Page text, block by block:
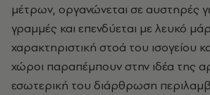
μέτρων, οργανώνεται σε αυστηρές
γραμμές και επενδύεται με λευκό
χαρακτηριστική στοά του ισογείου
χώροι παραπέμπουν στην ιδέα της
εσωτερική του διάρθρωση